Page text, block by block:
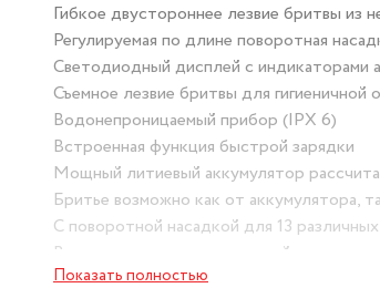
Гибкое двустороннее лезвие бритвы из
Регулируемая по длине поворотная
Светодиодный дисплей с индикаторами
Съемное лезвие бритвы для
Водонепроницаемый прибор (IPX 6)
Встроенная функция быстрой зарядки
Мощный литиевый аккумулятор
Бритье возможно как от аккумулятора,
С поворотной насадкой для 13
В комплект входят: защитный колпачок,
Показать полностью